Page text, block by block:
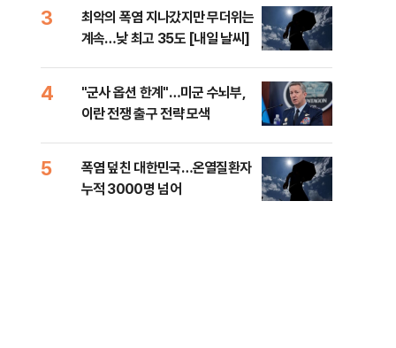
3
최악의 폭염 지나갔지만 무더위는
계속…낮 최고 35도 [내일 날씨]
4
"군사 옵션 한계"…미군 수뇌부,
이란 전쟁 출구 전략 모색
5
폭염 덮친 대한민국…온열질환자
누적 3000명 넘어